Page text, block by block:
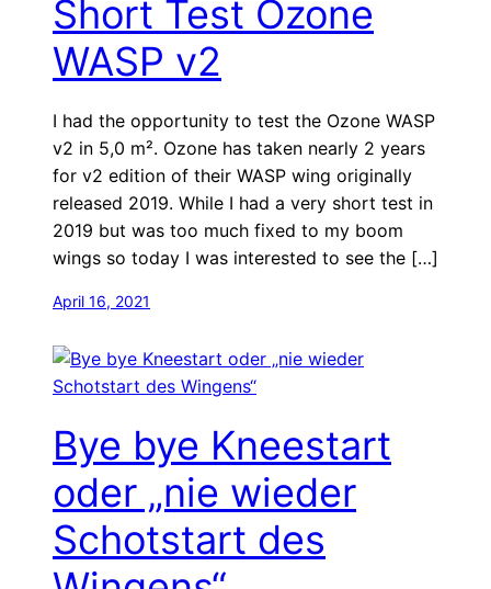
Short Test Ozone
WASP v2
I had the opportunity to test the Ozone WASP
v2 in 5,0 m². Ozone has taken nearly 2 years
for v2 edition of their WASP wing originally
released 2019. While I had a very short test in
2019 but was too much fixed to my boom
wings so today I was interested to see the […]
April 16, 2021
Bye bye Kneestart
oder „nie wieder
Schotstart des